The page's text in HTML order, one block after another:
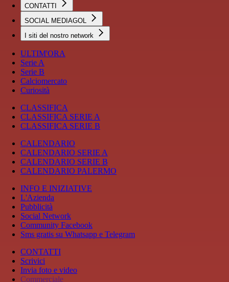
CONTATTI
SOCIAL MEDIAGOL
I siti del nostro network
ULTIM'ORA
Serie A
Serie B
Calciomercato
Curiosità
CLASSIFICA
CLASSIFICA SERIE A
CLASSIFICA SERIE B
CALENDARIO
CALENDARIO SERIE A
CALENDARIO SERIE B
CALENDARIO PALERMO
INFO E INIZIATIVE
L'Azienda
Pubblicità
Social Network
Community Facebook
Sms gratis su Whatsapp e Telegram
CONTATTI
Scrivici
Invia foto e video
Commerciale